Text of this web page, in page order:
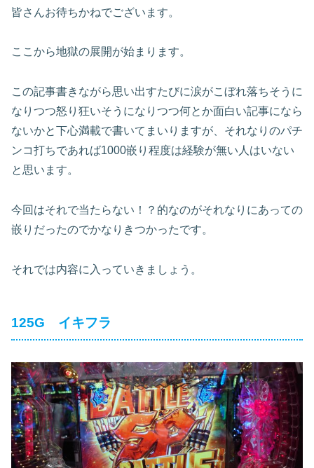
皆さんお待ちかねでございます。
ここから地獄の展開が始まります。
この記事書きながら思い出すたびに涙がこぼれ落ちそうに
なりつつ怒り狂いそうになりつつ何とか面白い記事になら
ないかと下心満載で書いてまいりますが、それなりのパチ
ンコ打ちであれば1000嵌り程度は経験が無い人はいない
と思います。
今回はそれで当たらない！？的なのがそれなりにあっての
嵌りだったのでかなりきつかったです。
それでは内容に入っていきましょう。
125G イキフラ